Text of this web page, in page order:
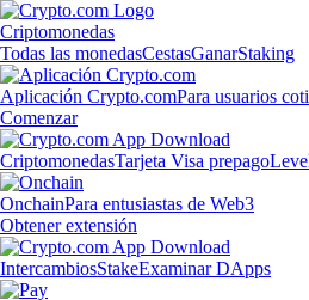
Criptomonedas
Todas las monedasCestasGanarStaking
Aplicación Crypto.comPara usuarios
Comenzar
CriptomonedasTarjeta Visa prepago
OnchainPara entusiastas de Web3
Obtener extensión
IntercambiosStakeExaminar DApps